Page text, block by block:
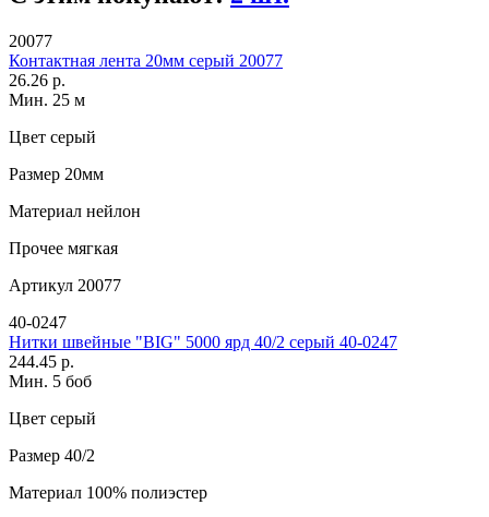
20077
Контактная лента 20мм серый 20077
26.26 р.
Мин. 25 м
Цвет серый
Размер 20мм
Материал нейлон
Прочее мягкая
Артикул 20077
40-0247
Нитки швейные "BIG" 5000 ярд 40/2 серый 40-0247
244.45 р.
Мин. 5 боб
Цвет серый
Размер 40/2
Материал 100% полиэстер